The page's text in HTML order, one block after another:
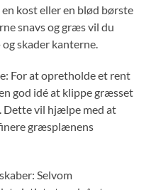
kost eller en blød børste
snavs og græs vil du
skader kanterne.
For at opretholde et rent
god idé at klippe græsset
Dette vil hjælpe med at
græsplænens
Selvom